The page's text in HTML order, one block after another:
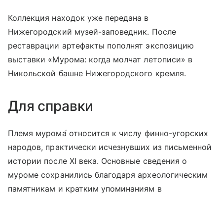
Коллекция находок уже передана в
Нижегородский музей-заповедник. После
реставрации артефакты пополнят экспозицию
выставки «Мурома: когда молчат летописи» в
Никольской башне Нижегородского кремля.
Для справки
Племя мурома́относится к числу финно-угорских
народов, практически исчезнувших из письменной
истории после XI века. Основные сведения о
муроме сохранились благодаря археологическим
памятникам и кратким упоминаниям в